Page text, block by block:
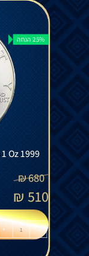
25% הנחה
Oz 1999
680
₪
510
₪
-
+